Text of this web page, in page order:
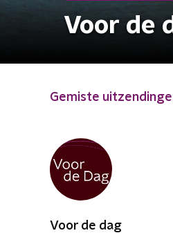
Voor de
Gemiste
Voor de dag